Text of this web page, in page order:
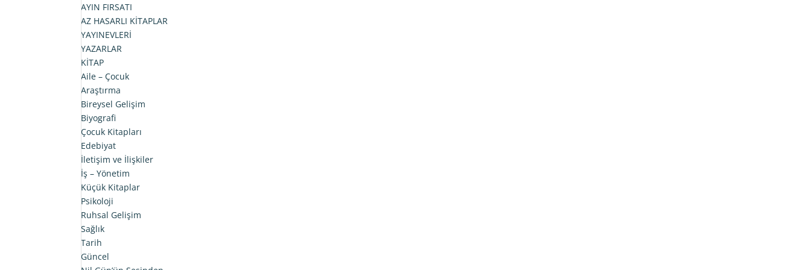
AYIN FIRSATI
AZ HASARLI KİTAPLAR
YAYINEVLERİ
YAZARLAR
KİTAP
Aile – Çocuk
Araştırma
Bireysel Gelişim
Biyografi
Çocuk Kitapları
Edebiyat
İletişim ve İlişkiler
İş – Yönetim
Küçük Kitaplar
Psikoloji
Ruhsal Gelişim
Sağlık
Tarih
Güncel